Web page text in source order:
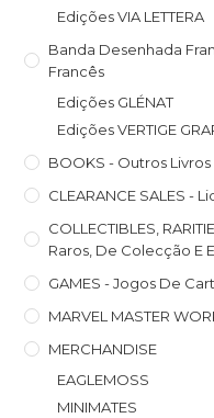
Edições VIA LETTERA
Banda Desenhada
Francês
Edições GLÉNAT
Edições VERTIGE
BOOKS - Outros
CLEARANCE SALES -
COLLECTIBLES,
Raros, De Colecção E
GAMES - Jogos De
MARVEL MASTER
MERCHANDISE
EAGLEMOSS
MINIMATES